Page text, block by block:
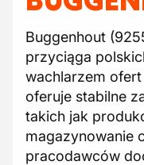
Buggenhout
przyciąga
wachlarzem
oferuje stabilne
takich jak
magazynowanie
pracodawców